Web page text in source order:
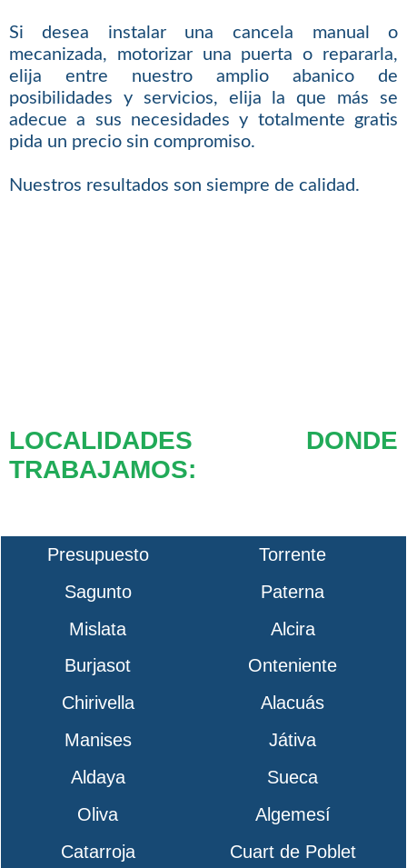
Si desea instalar una cancela manual o
mecanizada, motorizar una puerta o repararla,
elija entre nuestro amplio abanico de
posibilidades y servicios, elija la que más se
adecue a sus necesidades y totalmente gratis
pida un precio sin compromiso.
Nuestros resultados son siempre de calidad.
LOCALIDADES DONDE
TRABAJAMOS:
Presupuesto
Torrente
Sagunto
Paterna
Mislata
Alcira
Burjasot
Onteniente
Chirivella
Alacuás
Manises
Játiva
Aldaya
Sueca
Oliva
Algemesí
Catarroja
Cuart de Poblet